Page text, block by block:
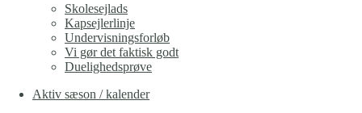
Skolesejlads
Kapsejlerlinje
Undervisningsforløb
Vi gør det faktisk godt
Duelighedsprøve
Aktiv sæson / kalender